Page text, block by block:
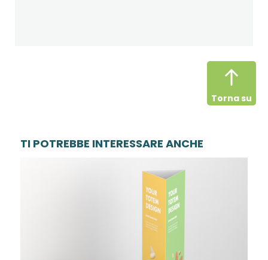
Torna su
TI POTREBBE INTERESSARE ANCHE